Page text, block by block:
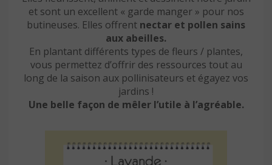
et sont un excellent « garde manger » pour nos
butineuses. Elles offrent nectar et pollen sains
aux abeilles.
En plantant différents types de fleurs / plantes,
vous permettez d’offrir des ressources tout au
long de la saison aux pollinisateurs et égayez vos
jardins !
Une belle façon de mêler l’utile à l’agréable.